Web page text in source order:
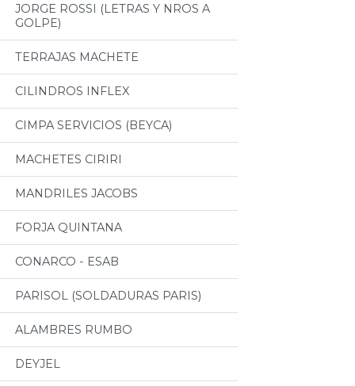
JORGE ROSSI (LETRAS Y NROS A
GOLPE)
TERRAJAS MACHETE
CILINDROS INFLEX
CIMPA SERVICIOS (BEYCA)
MACHETES CIRIRI
MANDRILES JACOBS
FORJA QUINTANA
CONARCO - ESAB
PARISOL (SOLDADURAS PARIS)
ALAMBRES RUMBO
DEYJEL